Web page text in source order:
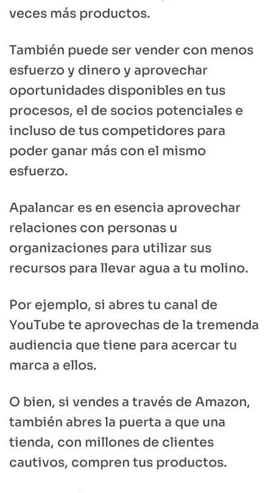
veces más productos.
También puede ser vender con menos
esfuerzo y dinero y aprovechar
oportunidades disponibles en tus
procesos, el de socios potenciales e
incluso de tus competidores para
poder ganar más con el mismo
esfuerzo.
Apalancar es en esencia aprovechar
relaciones con personas u
organizaciones para utilizar sus
recursos para llevar agua a tu molino.
Por ejemplo, si abres tu canal de
YouTube te aprovechas de la tremenda
audiencia que tiene para acercar tu
marca a ellos.
O bien, si vendes a través de Amazon,
también abres la puerta a que una
tienda, con millones de clientes
cautivos, compren tus productos.